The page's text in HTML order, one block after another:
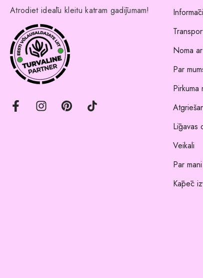
Atrodiet ideālu kleitu katram gadījumam!
Noma
Par
Pirkuma
Līgavas
Veikali
Par mani
Kāpēc